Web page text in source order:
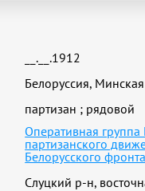
__.__.1912
Белоруссия,
партизан ; рядовой
Оперативная группа
партизанского
Белорусского фронта
Слуцкий р-н,